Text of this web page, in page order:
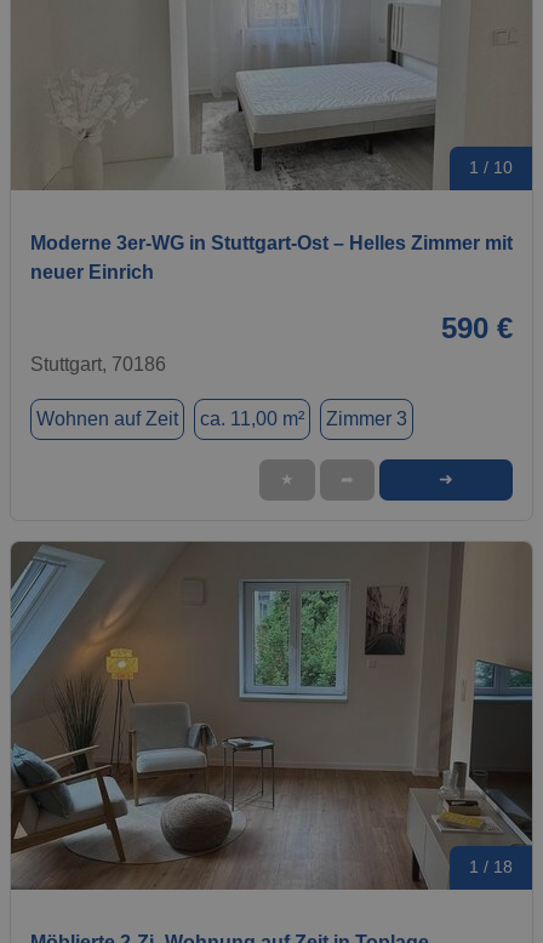
1 / 10
Moderne 3er-WG in Stuttgart-Ost – Helles Zimmer mit
neuer Einrich
590 €
Stuttgart, 70186
Wohnen auf Zeit ca. 11,00 m² Zimmer 3
★ ➦ ➜
1 / 18